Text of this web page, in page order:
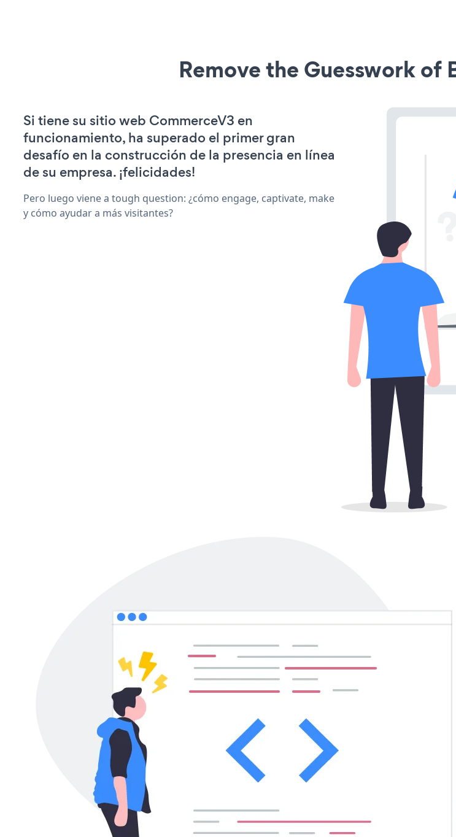
Remove the Guesswork of
Si tiene su sitio web CommerceV3 en
funcionamiento, ha superado el primer gran
desafío en la construcción de la presencia en línea
de su empresa. ¡felicidades!
Pero luego viene a tough question: ¿cómo engage, captivate, make
y cómo ayudar a más visitantes?